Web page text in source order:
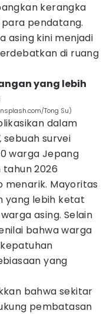
kerangka
pendatang.
asing kini menjadi
di ruang
yang lebih
Tong Su)
dalam
sebuah survei
warga Jepang
2026
menarik. Mayoritas
yang lebih ketat
asing. Selain
bahwa warga
yang
bahwa sekitar
pembatasan